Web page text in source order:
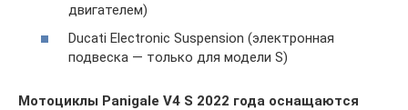
двигателем)
Ducati Electronic Suspension (электронная
подвеска — только для модели S)
Мотоциклы Panigale V4 S 2022 года оснащаются